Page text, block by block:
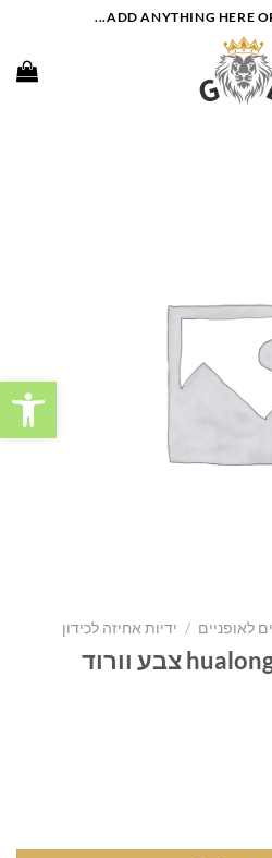
ADD ANYTHING HERE
לאופניים / ידיות אחיזה לכידון